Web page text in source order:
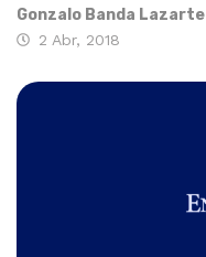
Gonzalo Banda Lazarte
2 Abr, 2018